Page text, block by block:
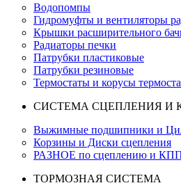
Водопомпы
Гидромуфты и вентиляторы
Крышки расширительного
Радиаторы печки
Патрубки пластиковые
Патрубки резиновые
Термостаты и корусы
СИСТЕМА СЦЕПЛЕНИЯ И
Выжимные подшипники и
Корзины и Диски сцепления
РАЗНОЕ по сцеплению и
ТОРМОЗНАЯ СИСТЕМА